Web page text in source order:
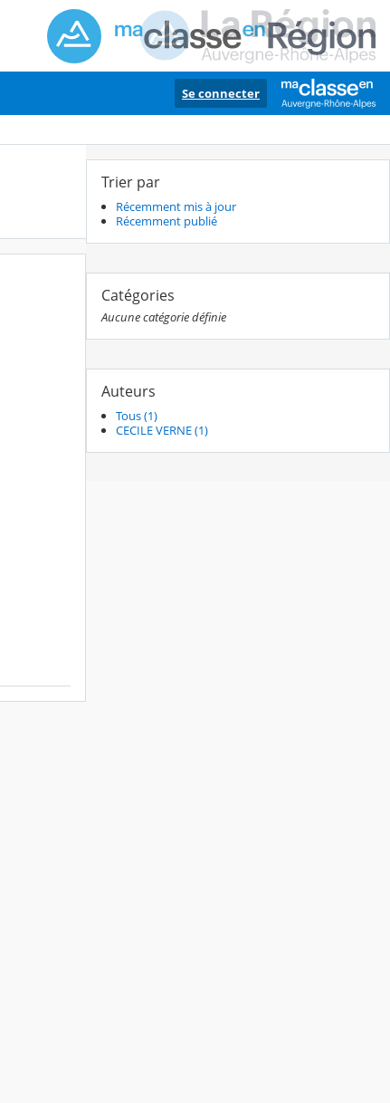
Se connecter
Trier par
Récemment mis à jour
Récemment publié
Catégories
Aucune catégorie définie
Auteurs
Tous (1)
CECILE VERNE (1)